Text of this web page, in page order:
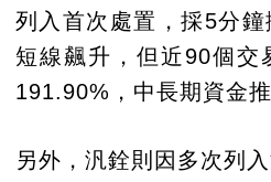
列入首次處置，採5分
短線飆升，但近90個交
191.90%，中長期資金推
另外，汎銓則因多次列